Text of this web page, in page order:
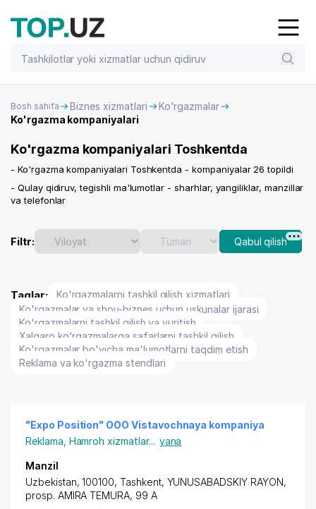
Bosh sahifa Biznes xizmatlari
Ko'rgazmalar
Ko'rgazma kompaniyalari
Ko'rgazma kompaniyalari Toshkentda
- Ko'rgazma kompaniyalari Toshkentda - kompaniyalar 26 topildi
- Qulay qidiruv, tegishli ma'lumotlar - sharhlar, yangiliklar, manzillar
va telefonlar
Filtr: Qabul qilish
Taglar:
Ko'rgazmalarni tashkil qilish xizmatlari
Ko'rgazmalar va shou-biznes uchun uskunalar ijarasi
Ko'rgazmalarni tashkil qilish va yuritish
Xalqaro ko'rgazmalarga safarlarni tashkil qilish
Ko'rgazmalar bo'yicha ma'lumotlarni taqdim etish
Reklama va ko'rgazma stendlari
"Expo Position" OOO Vistavochnaya kompaniya
Reklama Hamroh xizmatlar... yana
Manzil
Uzbekistan, 100100, Tashkent, YUNUSABADSKIY RAYON,
prosp. AMIRA TEMURA, 99 A